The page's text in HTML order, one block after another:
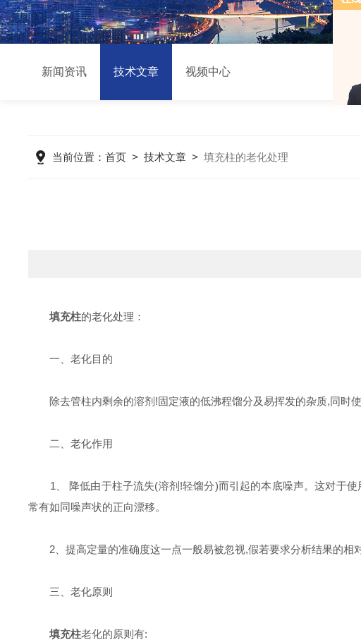
新闻资讯 技术文章 视频中心
当前位置：首页 >技术文章 >填充柱的老化处理
填充柱的老化处理：
一、老化目的
除去管柱内剩余的溶剂!固定液的低沸程馏分及易挥发的杂质,同时使
二、老化作用
1、 降低由于柱子流失(溶剂!轻馏分)而引起的本底噪声。这对于使
常有如同噪声状的正向漂移。
2、提高定量的准确度这一点一般易被忽视,假若要求分析结果的相
三、老化原则
填充柱老化的原则有: